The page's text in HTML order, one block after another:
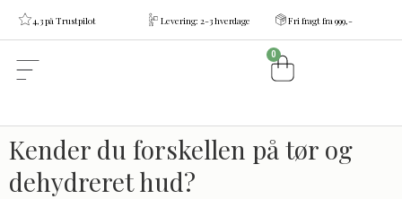
4,3 på Trustpilot Levering: 2-3 hverdage Fri fragt fra 999,-
0
Kender du forskellen på tør og
dehydreret hud?